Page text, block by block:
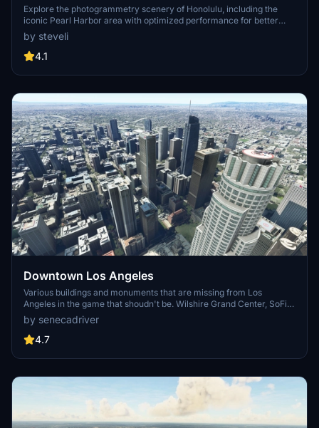
Explore the photogrammetry scenery of Honolulu, including the
iconic Pearl Harbor area with optimized performance for better
FPS. Discover Waikiki, Honolulu downtown, and more with this
detailed addon. Enhance your experience by adding free mods for
carriers, battleships, and military airplanes in Pearl Harbor and
enjoy this mod.
by steveli
4.1
Downtown Los Angeles
Various buildings and monuments that are missing from Los
Angeles in the game that shoudn't be. Wilshire Grand Center, SoFi
Stadium, 801 S Grand, 825 S Hill, 888 S Hope, 1000 Grand, Apex the
One, Atelier, Aven Apartments, Metropolis Towers, Level Los
Angeles
by senecadriver
4.7